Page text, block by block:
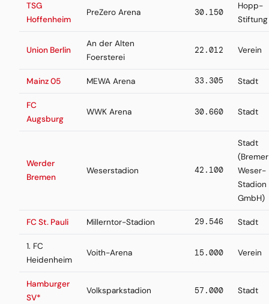
TSG
Hoffenheim
PreZero Arena 30.150
Hopp-
Stiftung
Union Berlin
An der Alten
Foersterei
22.012 Verein
Mainz 05 MEWA Arena 33.305 Stadt
FC
Augsburg
WWK Arena 30.660 Stadt
Werder
Bremen
Weserstadion 42.100
Stadt
(Bremer
Weser-
Stadion
GmbH)
FC St. Pauli Millerntor-Stadion 29.546 Stadt
1. FC
Heidenheim
Voith-Arena 15.000 Verein
Hamburger
SV*
Volksparkstadion 57.000 Stadt